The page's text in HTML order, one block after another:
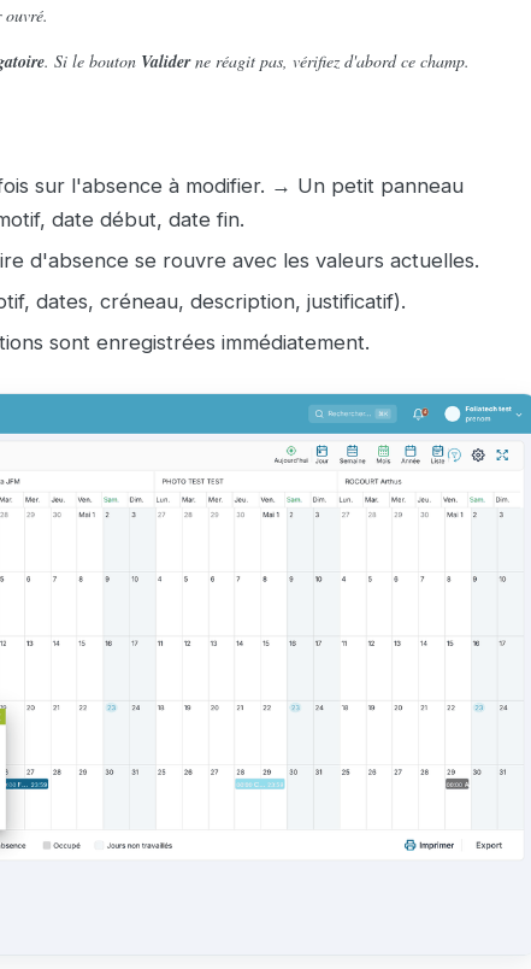
. Si le bouton Validerne réagit pas, vérifiez d'abord ce champ.
sur l'absence à modifier. → Un petit panneau
date début, date fin.
d'absence se rouvre avec les valeurs actuelles.
dates, créneau, description, justificatif).
sont enregistrées immédiatement.